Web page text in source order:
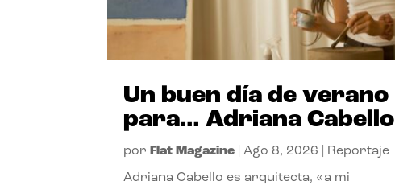
Un buen día de verano
para… Adriana Cabello
por Flat Magazine |Ago 8, 2026 Reportaje
Adriana Cabello es arquitecta, «a mi